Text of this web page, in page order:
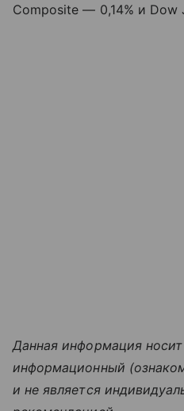
Composite — 0,14% и Dow
Данная информация
информационный
и не является